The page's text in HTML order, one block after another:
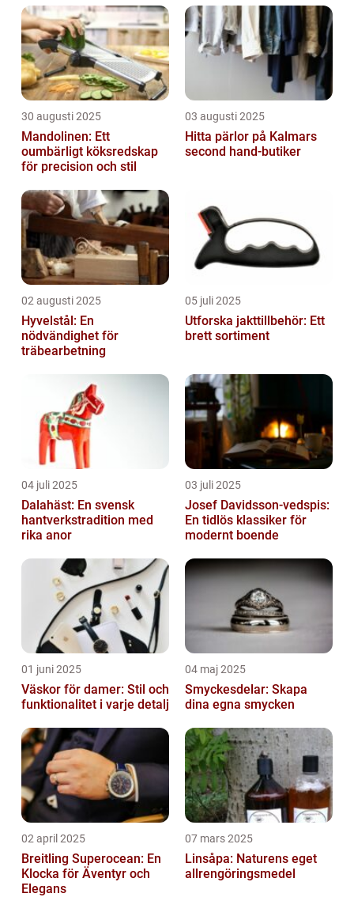
30 augusti 2025
Mandolinen: Ett
oumbärligt köksredskap
för precision och stil
03 augusti 2025
Hitta pärlor på Kalmars
second hand-butiker
02 augusti 2025
Hyvelstål: En
nödvändighet för
träbearbetning
05 juli 2025
Utforska jakttillbehör: Ett
brett sortiment
04 juli 2025
Dalahäst: En svensk
hantverkstradition med
rika anor
03 juli 2025
Josef Davidsson-vedspis:
En tidlös klassiker för
modernt boende
01 juni 2025
Väskor för damer: Stil och
funktionalitet i varje detalj
04 maj 2025
Smyckesdelar: Skapa
dina egna smycken
02 april 2025
Breitling Superocean: En
Klocka för Äventyr och
Elegans
07 mars 2025
Linsåpa: Naturens eget
allrengöringsmedel